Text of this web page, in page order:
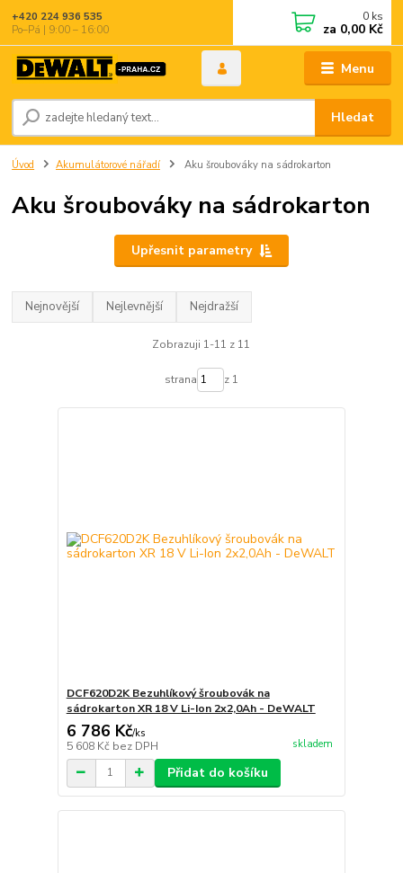
Menu
Hledat
+420 224 936 535
Po–Pá | 9:00 – 16:00
0 ks
za 0,00 Kč
Úvod Akumulátorové nářadí Aku šroubováky na sádrokarton
Aku šroubováky na sádrokarton
Upřesnit parametry
Nejnovější Nejlevnější Nejdražší
Zobrazuji 1-11 z 11
strana z 1
DCF620D2K Bezuhlíkový šroubovák na
sádrokarton XR 18 V Li-Ion 2x2,0Ah - DeWALT
6 786 Kč/ks
5 608 Kč bez DPH skladem
Přidat do košíku